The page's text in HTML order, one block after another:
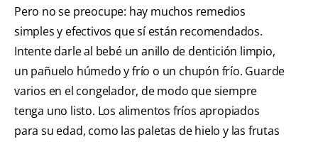
Pero no se preocupe: hay muchos remedios
simples y efectivos que sí están recomendados.
Intente darle al bebé un anillo de dentición limpio,
un pañuelo húmedo y frío o un chupón frío. Guarde
varios en el congelador, de modo que siempre
tenga uno listo. Los alimentos fríos apropiados
para su edad, como las paletas de hielo y las frutas